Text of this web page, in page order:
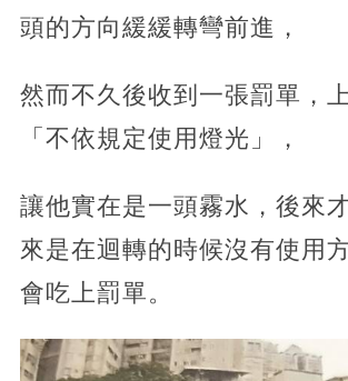
頭的方向緩緩轉彎前進，
然而不久後收到一張罰單，
「不依規定使用燈光」，
讓他實在是一頭霧水，後來
來是在迴轉的時候沒有使用
會吃上罰單。